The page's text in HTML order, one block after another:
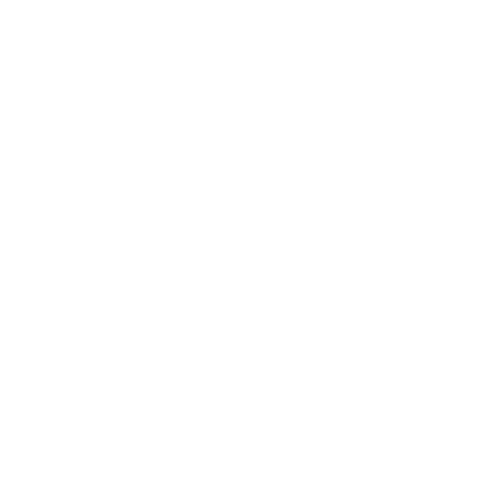
답니다. 또한, 새로 짓는 주거 시설이나 비지니스 구
전 시설을 구비 해야 하며, 공용 주차장에서는 최소